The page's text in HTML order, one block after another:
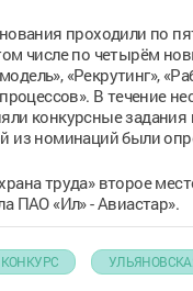
проходили по
числе по четырём
«Рекрутинг»,
В течение
конкурсные задания
из номинаций были
труда» второе
ПАО «Ил» - Авиастар».
КОНКУРС